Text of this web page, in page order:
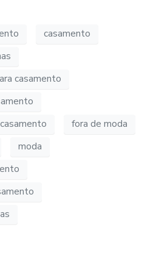
casamento
casamento
fora de moda
moda